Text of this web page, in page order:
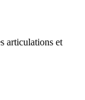
articulations et